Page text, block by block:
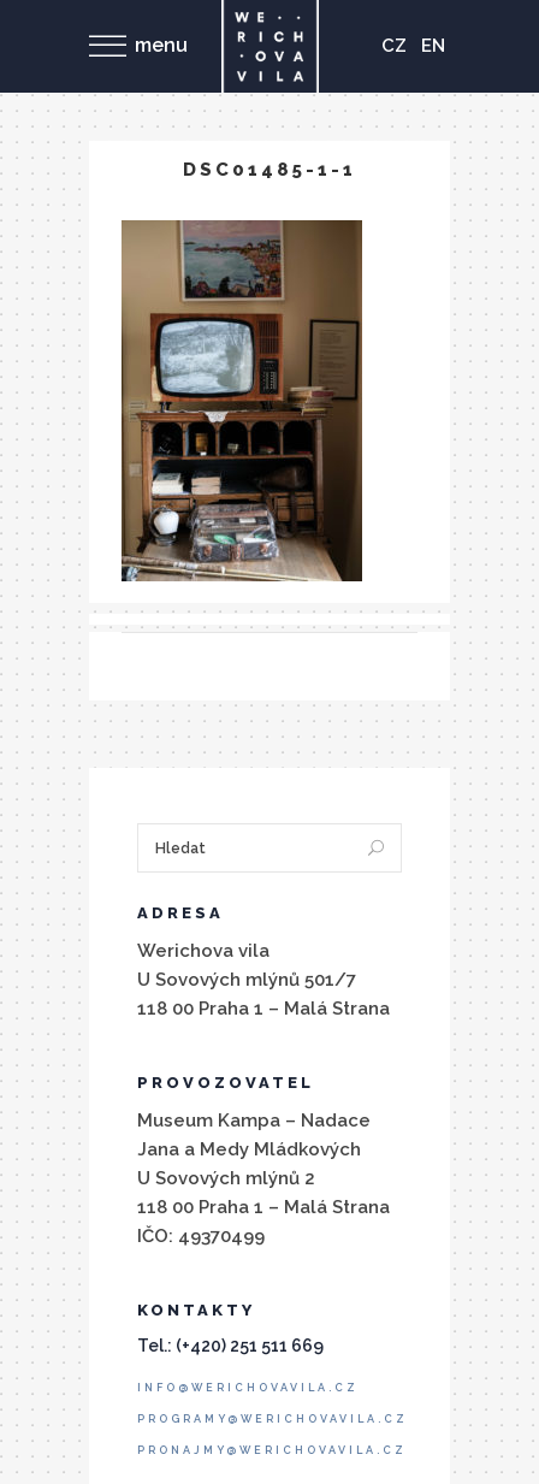
menu CZ EN
DSC01485-1-1
ADRESA
Werichova vila
U Sovových mlýnů 501/7
118 00 Praha 1 – Malá Strana
PROVOZOVATEL
Museum Kampa – Nadace
Jana a Medy Mládkových
U Sovových mlýnů 2
118 00 Praha 1 – Malá Strana
IČO: 49370499
KONTAKTY
Tel.: (+420) 251 511 669
INFO@WERICHOVAVILA.CZ
PROGRAMY@WERICHOVAVILA.CZ
PRONAJMY@WERICHOVAVILA.CZ